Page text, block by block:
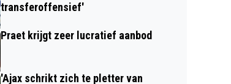
transferoffensief'
Praet krijgt zeer lucratief aanbod
'Ajax schrikt zich te pletter van